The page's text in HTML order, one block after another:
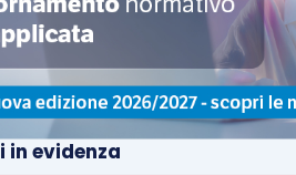
in evidenza